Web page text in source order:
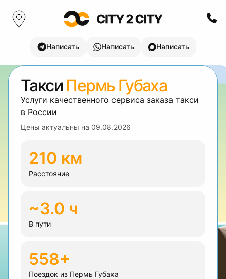
Написать Написать Написать
Такси Пермь Губаха
Услуги качественного сервиса заказа такси
в России
Цены актуальны на 09.08.2026
210 км
Расстояние
~3.0 ч
В пути
558+
Поездок из Пермь Губаха